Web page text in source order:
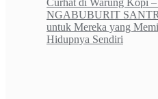
NGABUBURIT
untuk Mereka yang
Hidupnya Sendiri